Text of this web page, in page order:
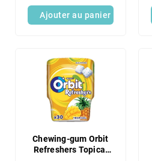
Ajouter au panier
Chewing-gum Orbit
Refreshers Topical